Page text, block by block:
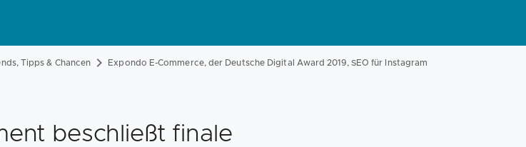
Tipps & Chancen Expondo E-Commerce, der Deutsche Digital Award 2019, SEO für Instagram
beschließt finale